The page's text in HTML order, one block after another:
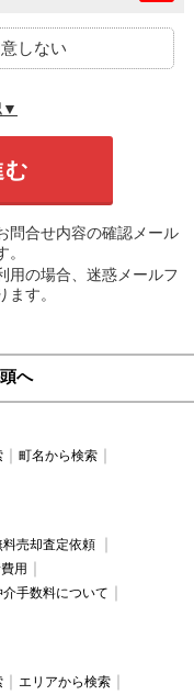
しない
▼
問合せ内容の確認メール
用の場合、迷惑メールフ
す。
へ
町名から検索
料売却査定依頼
用
介手数料について
エリアから検索